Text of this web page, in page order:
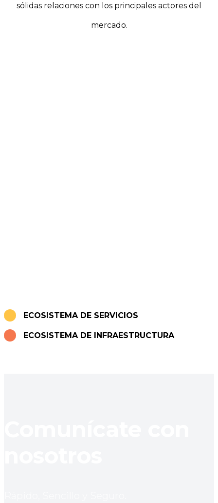
sólidas relaciones con los principales actores del
mercado.
ECOSISTEMA DE SERVICIOS
ECOSISTEMA DE INFRAESTRUCTURA